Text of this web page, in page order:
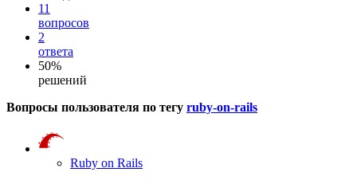
11
вопросов
2
ответа
50%
решений
Вопросы пользователя по тегу ruby-on-rails
Ruby on Rails